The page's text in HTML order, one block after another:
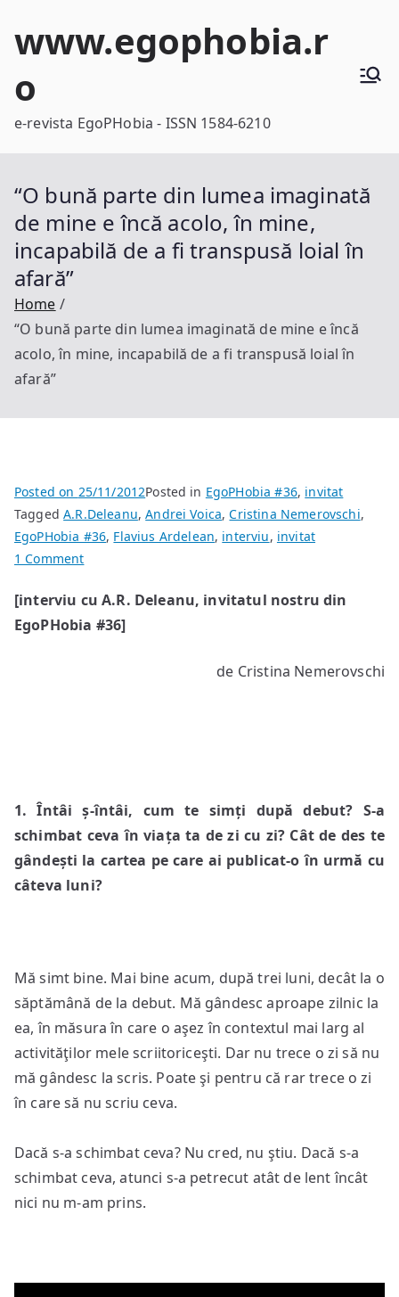
www.egophobia.r
o
e-revista EgoPHobia - ISSN 1584-6210
“O bună parte din lumea imaginată
de mine e încă acolo, în mine,
incapabilă de a fi transpusă loial în
afară”
Home
“O bună parte din lumea imaginată de mine e încă
acolo, în mine, incapabilă de a fi transpusă loial în
afară”
Posted on 25/11/2012Posted in EgoPHobia #36, invitat
TaggedA.R.Deleanu,Andrei Voica,Cristina Nemerovschi,
EgoPHobia #36, Flavius Ardelean, interviu, invitat
1 Commenton
bună
parte
acolo,
în
incapabilă
de
loial
în
afară”
[interviu cu A.R. Deleanu, invitatul nostru din
EgoPHobia #36]
de Cristina Nemerovschi
1. Întâi ș-întâi, cum te simți după debut? S-a
schimbat ceva în viața ta de zi cu zi? Cât de des te
gândești la cartea pe care ai publicat-o în urmă cu
câteva luni?
Mă simt bine. Mai bine acum, după trei luni, decât la o
săptămână de la debut. Mă gândesc aproape zilnic la
ea, în măsura în care o aşez în contextul mai larg al
activităţilor mele scriitoriceşti. Dar nu trece o zi să nu
mă gândesc la scris. Poate şi pentru că rar trece o zi
în care să nu scriu ceva.
Dacă s-a schimbat ceva? Nu cred, nu ştiu. Dacă s-a
schimbat ceva, atunci s-a petrecut atât de lent încât
nici nu m-am prins.